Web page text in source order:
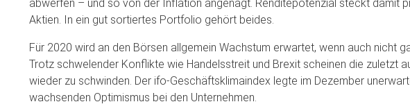
abwerfen – und so von der Inflation angenagt. Renditepotenzial steckt damit
Aktien. In ein gut sortiertes Portfolio gehört beides.
Für 2020 wird an den Börsen allgemein Wachstum erwartet, wenn auch nicht
Trotz schwelender Konflikte wie Handelsstreit und Brexit scheinen die zuletzt
wieder zu schwinden. Der ifo-Geschäftsklimaindex legte im Dezember
wachsenden Optimismus bei den Unternehmen.